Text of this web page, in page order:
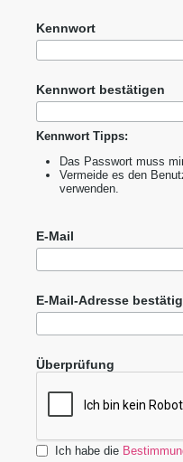
Kennwort
Kennwort bestätigen
Kennwort Tipps:
Das Passwort muss
Vermeide es den
verwenden.
E-Mail
E-Mail-Adresse
Überprüfung
Ich habe die